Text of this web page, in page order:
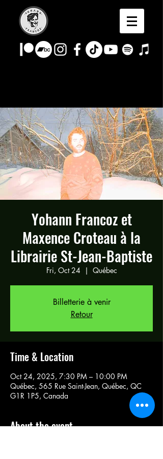
Yohann Francoz et
Maxence Croteau à la
Librairie St-Jean-Baptiste
Fri, Oct 24
  |
Québec
Billetterie à venir
Retour
Time & Location
Oct 24, 2025, 7:30 PM – 10:00 PM
Québec, 565 Rue Saint-Jean, Québec, QC
G1R 1P5, Canada
About the event